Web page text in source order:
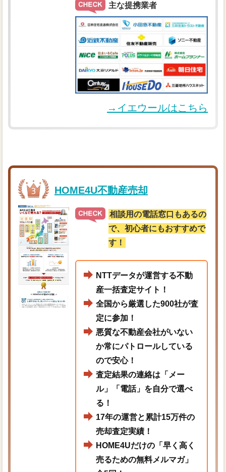
主な提携業者
→イエウールはこちら
HOME4U不動産売却
相談用の電話窓口もあるの
で、初心者にもおすすめで
す！
NTTデータが運営する不動
産一括査定サイト！
全国から厳選した900社が査
定に参加！
悪質な不動産会社がいない
か常にパトロールしている
ので安心！
査定結果の連絡は「メー
ル」「電話」を自分で選べ
る！
17年の運営と累計15万件の
売却査定実績！
HOME4Uだけの「早く高く
売るための無料メルマガ」